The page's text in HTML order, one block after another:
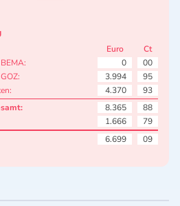
Euro
Ct
0
00
3.994
95
4.370
93
8.365
88
1.666
79
6.699 09